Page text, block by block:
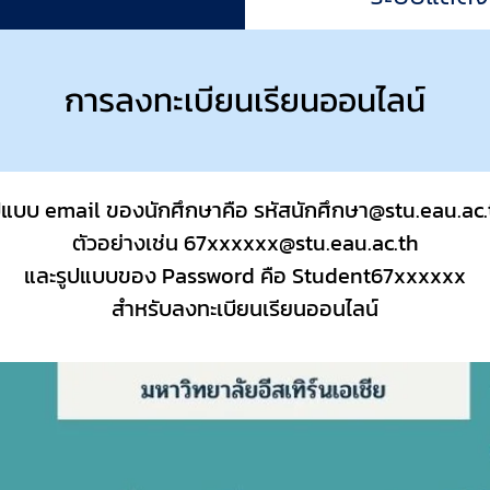
การลงทะเบียนเรียนออนไลน์
บบ email ของนักศึกษาคือ รหัสนักศึกษา
ตัวอย่างเช่น 67xxxxxx@stu.eau.ac.th
และรูปแบบของ Password คือ Student67xxxxxx
สำหรับลงทะเบียนเรียนออนไลน์